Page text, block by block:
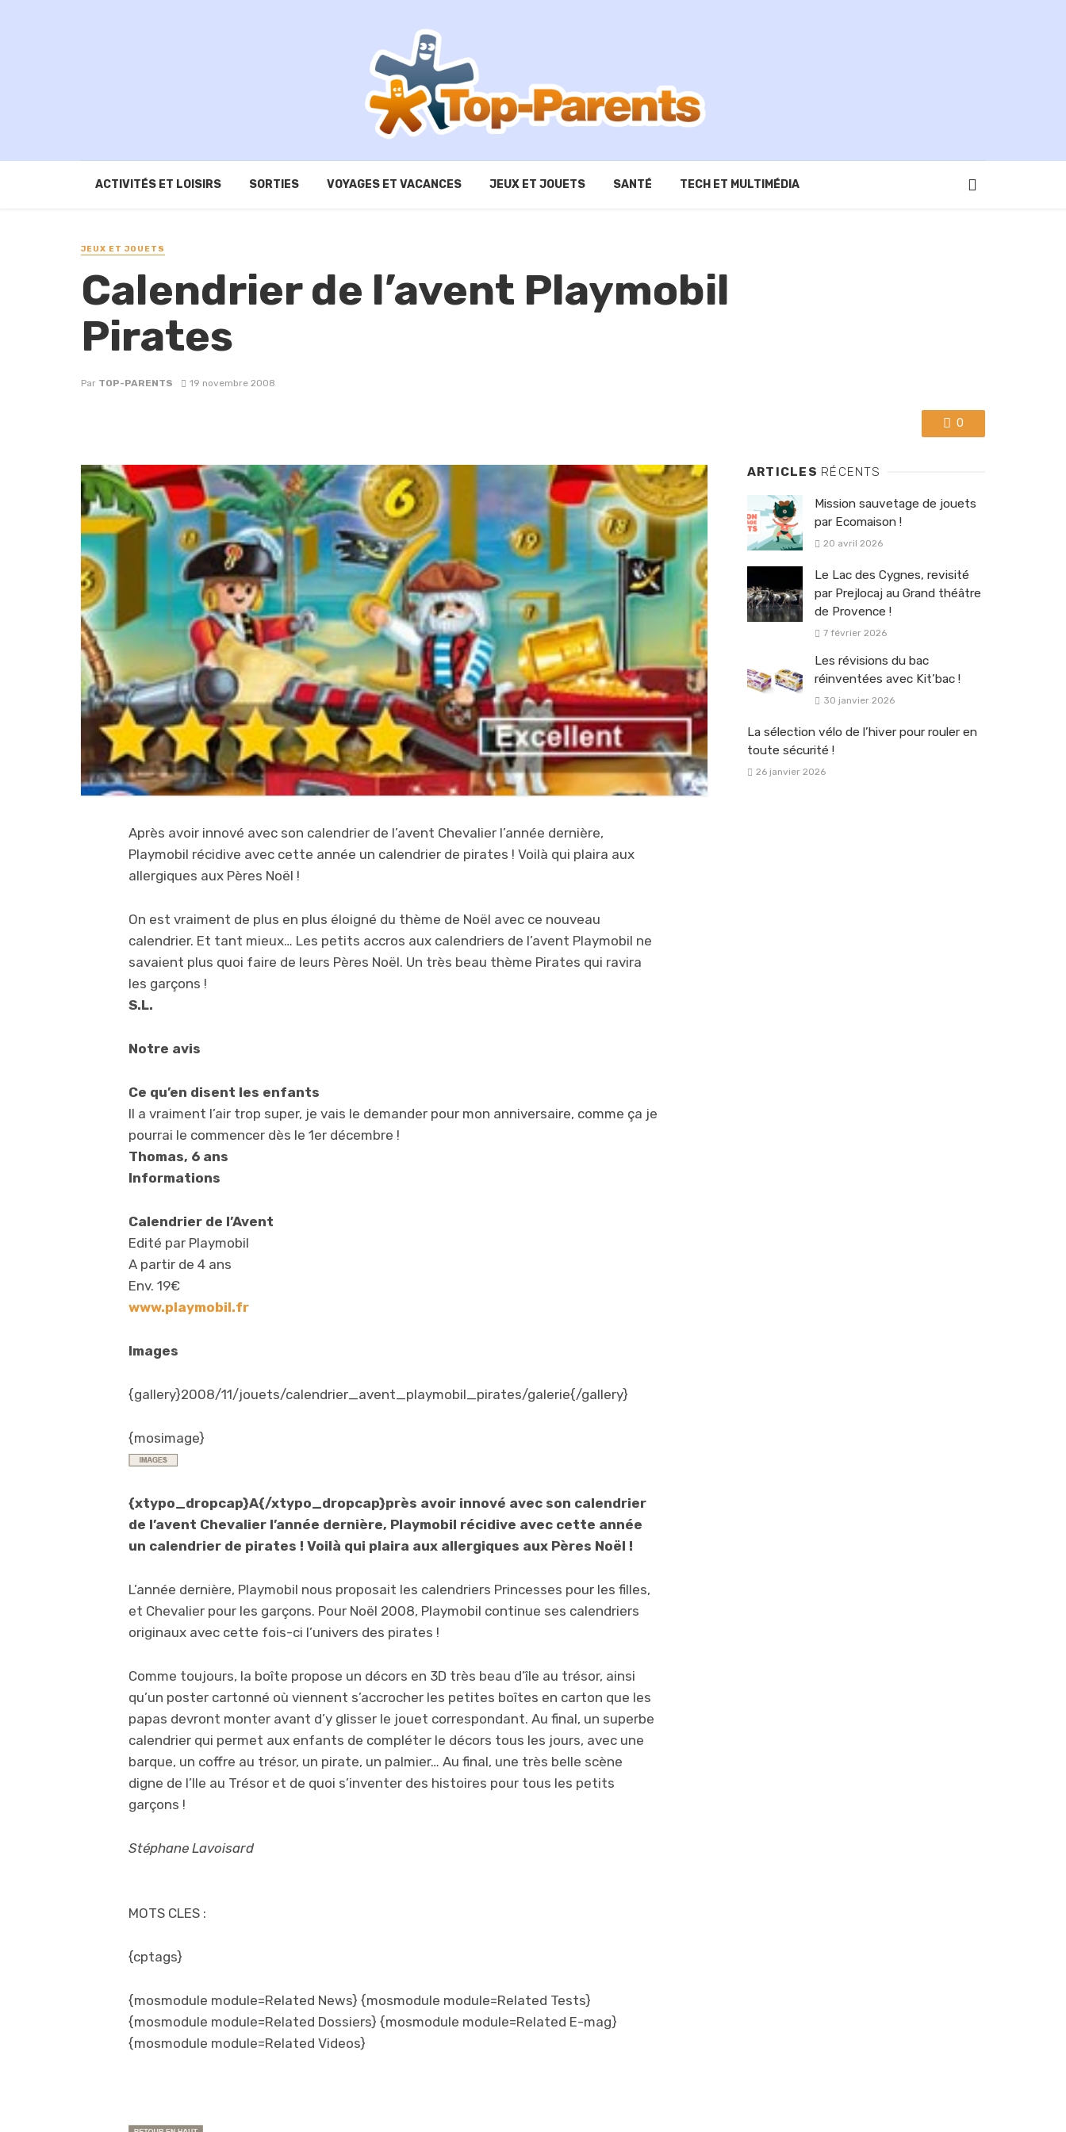
ACTIVITÉS ET LOISIRS SORTIES VOYAGES ET VACANCES JEUX ET JOUETS SANTÉ TECH ET MULTIMÉDIA
JEUX ET JOUETS
Calendrier de l’avent Playmobil
Pirates
Par TOP-PARENTS 19 novembre 2008
0
Après avoir innové avec son calendrier de l’avent Chevalier l’année dernière,
Playmobil récidive avec cette année un calendrier de pirates ! Voilà qui plaira aux
allergiques aux Pères Noël !
On est vraiment de plus en plus éloigné du thème de Noël avec ce nouveau
calendrier. Et tant mieux… Les petits accros aux calendriers de l’avent Playmobil ne
savaient plus quoi faire de leurs Pères Noël. Un très beau thème Pirates qui ravira
les garçons !
S.L.
Notre avis
Ce qu’en disent les enfants
Il a vraiment l’air trop super, je vais le demander pour mon anniversaire, comme ça je
pourrai le commencer dès le 1er décembre !
Thomas, 6 ans
Informations
Calendrier de l’Avent
Edité par Playmobil
A partir de 4 ans
Env. 19€
www.playmobil.fr
Images
{gallery}2008/11/jouets/calendrier_avent_playmobil_pirates/galerie{/gallery}
{mosimage}
{xtypo_dropcap}A{/xtypo_dropcap}près avoir innové avec son calendrier
de l’avent Chevalier l’année dernière, Playmobil récidive avec cette année
un calendrier de pirates ! Voilà qui plaira aux allergiques aux Pères Noël !
L’année dernière, Playmobil nous proposait les calendriers Princesses pour les filles,
et Chevalier pour les garçons. Pour Noël 2008, Playmobil continue ses calendriers
originaux avec cette fois-ci l’univers des pirates !
Comme toujours, la boîte propose un décors en 3D très beau d’île au trésor, ainsi
qu’un poster cartonné où viennent s’accrocher les petites boîtes en carton que les
papas devront monter avant d’y glisser le jouet correspondant. Au final, un superbe
calendrier qui permet aux enfants de compléter le décors tous les jours, avec une
barque, un coffre au trésor, un pirate, un palmier… Au final, une très belle scène
digne de l’Ile au Trésor et de quoi s’inventer des histoires pour tous les petits
garçons !
Stéphane Lavoisard
MOTS CLES :
{cptags}
{mosmodule module=Related News} {mosmodule module=Related Tests}
{mosmodule module=Related Dossiers} {mosmodule module=Related E-mag}
{mosmodule module=Related Videos}
ARTICLES RÉCENTS
Mission sauvetage de jouets
par Ecomaison !
20 avril 2026
Le Lac des Cygnes, revisité
par Prejlocaj au Grand théâtre
de Provence !
7 février 2026
Les révisions du bac
réinventées avec Kit’bac !
30 janvier 2026
La sélection vélo de l’hiver pour rouler en
toute sécurité !
26 janvier 2026